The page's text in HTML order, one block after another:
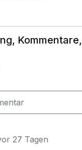
Kommentare,
27 Tagen